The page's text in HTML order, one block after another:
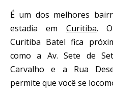
É um dos melhores
estadia em Curitiba. O
Curitiba Batel fica
como a Av. Sete de
Carvalho e a Rua
permite que você se